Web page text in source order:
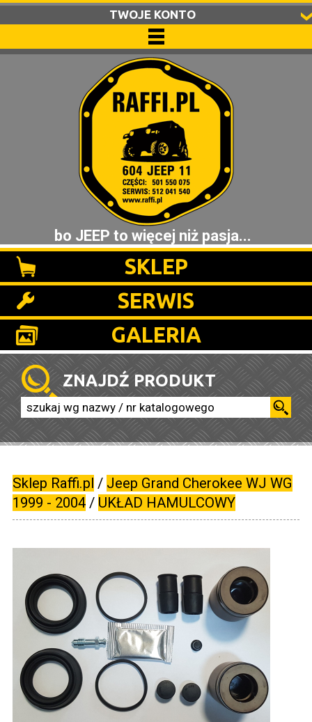
TWOJE KONTO
bo JEEP to więcej niż pasja...
SKLEP
SERWIS
GALERIA
ZNAJDŹ PRODUKT
Sklep Raffi.pl / Jeep Grand Cherokee WJ WG
1999 - 2004/ UKŁAD HAMULCOWY